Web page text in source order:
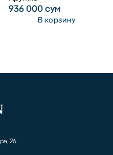
936 000сум
В корзину
26